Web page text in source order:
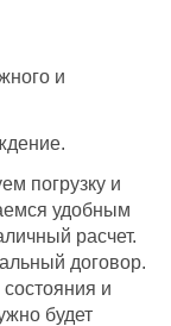
и
погрузку и
удобным
расчет.
договор.
и
будет